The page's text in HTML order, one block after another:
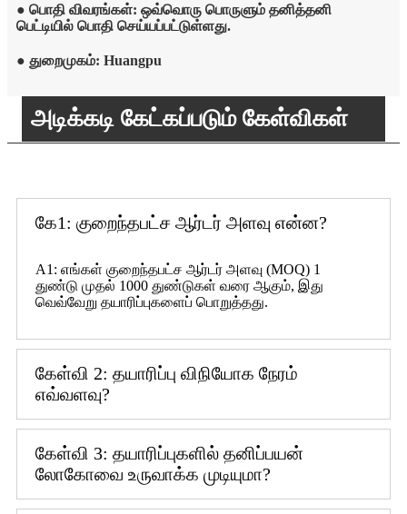
● பொதி விவரங்கள்: ஒவ்வொரு பொருளும் தனித்தனி
பெட்டியில் பொதி செய்யப்பட்டுள்ளது.
● துறைமுகம்: Huangpu
அடிக்கடி கேட்கப்படும் கேள்விகள்
கே1: குறைந்தபட்ச ஆர்டர் அளவு என்ன?
A1: எங்கள் குறைந்தபட்ச ஆர்டர் அளவு (MOQ) 1
துண்டு முதல் 1000 துண்டுகள் வரை ஆகும், இது
வெவ்வேறு தயாரிப்புகளைப் பொறுத்தது.
கேள்வி 2: தயாரிப்பு விநியோக நேரம்
எவ்வளவு?
கேள்வி 3: தயாரிப்புகளில் தனிப்பயன்
லோகோவை உருவாக்க முடியுமா?